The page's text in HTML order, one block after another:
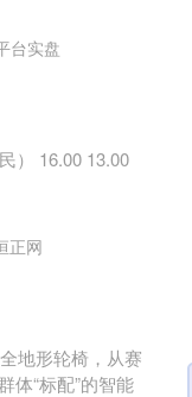
台实盘
） 16.00 13.00
正网
地形轮椅，从赛
体“标配”的智能